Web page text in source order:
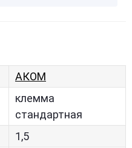
АКОМ
клемма
стандартная
1,5